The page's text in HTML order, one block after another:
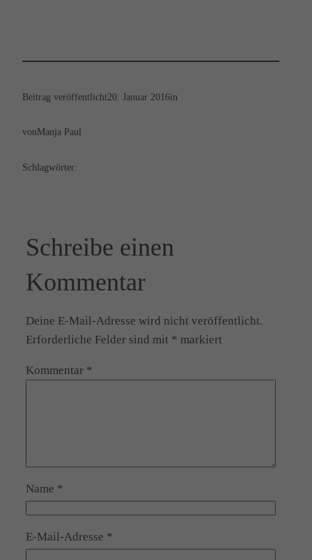
Beitrag veröffentlicht20. Januar 2016in
vonManja Paul
Schlagwörter:
Schreibe einen
Kommentar
Deine E-Mail-Adresse wird nicht veröffentlicht.
Erforderliche Felder sind mit * markiert
Kommentar *
Name *
E-Mail-Adresse *